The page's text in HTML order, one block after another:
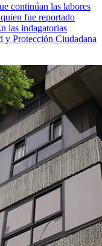
continúan las labores
fue reportado
las indagatorias
y Protección Ciudadana